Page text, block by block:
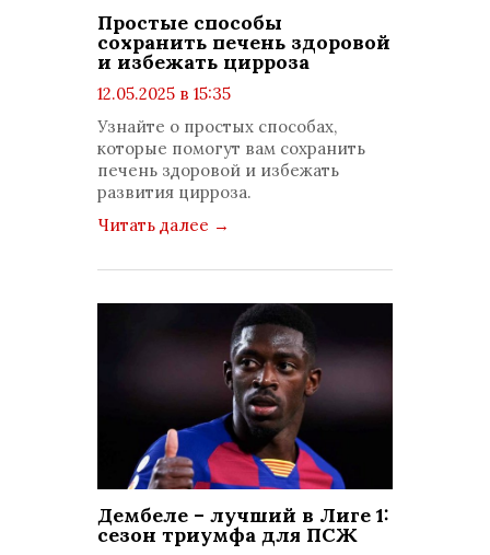
Простые способы
сохранить печень здоровой
и избежать цирроза
12.05.2025 в 15:35
просмотров: 1833
комментариев: 0
Узнайте о простых способах,
которые помогут вам сохранить
печень здоровой и избежать
развития цирроза.
Читать далее →
Дембеле – лучший в Лиге 1:
сезон триумфа для ПСЖ